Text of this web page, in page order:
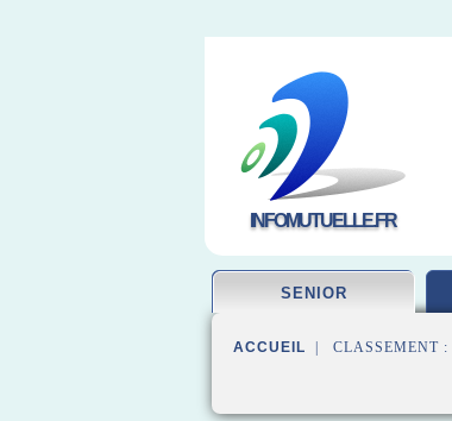
INFOMUTUELLE.FR
SENIOR
ACCUEIL | CLASSEMENT :